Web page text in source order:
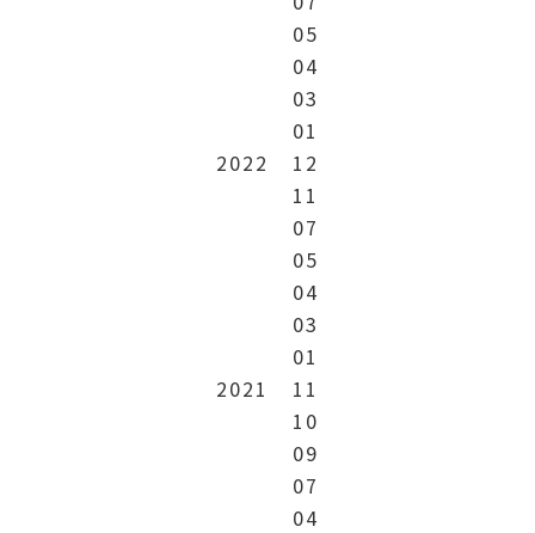
05
04
03
01
2022
12
11
07
05
04
03
01
2021
11
10
09
07
04